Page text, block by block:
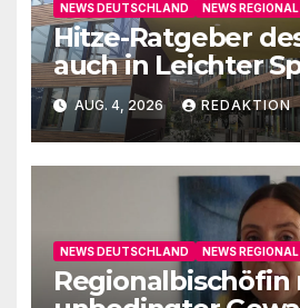
NEWS DEUTSCHLAND NEWS REGIONAL
Hitze-Ratgeber
auch in Leichter
AUG. 4, 2026 REDAKTION
NEWS DEUTSCHLAND NEWS REGIONAL
Regionalbischöfin